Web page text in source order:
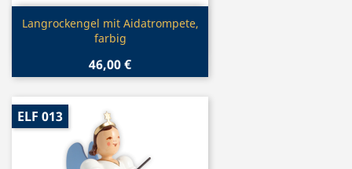
Vorschau
Langrockengel mit Aidatrompete,
farbig
46,00 €
ELF 013